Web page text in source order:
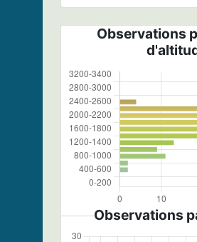
Observations
Observations